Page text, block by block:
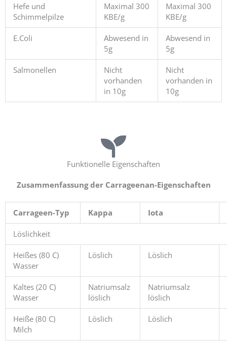
Hefe und
Schimmelpilze
Maximal 300
KBE/g
Maximal 300
KBE/g
E.Coli
Abwesend in
5g
Abwesend in
5g
Salmonellen
Nicht
vorhanden
in 10g
Nicht
vorhanden in
10g
Funktionelle Eigenschaften
Zusammenfassung der Carrageenan-Eigenschaften
Carrageen-Typ Kappa Iota
Löslichkeit
Heißes (80 C)
Wasser
Löslich Löslich
Kaltes (20 C)
Wasser
Natriumsalz
löslich
Natriumsalz
löslich
Heiße (80 C)
Milch
Löslich Löslich